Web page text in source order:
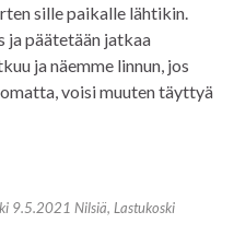
sille paikalle lähtikin.
ja päätetään jatkaa
ja näemme linnun, jos
voisi muuten täyttyä
9.5.2021 Nilsiä, Lastukoski